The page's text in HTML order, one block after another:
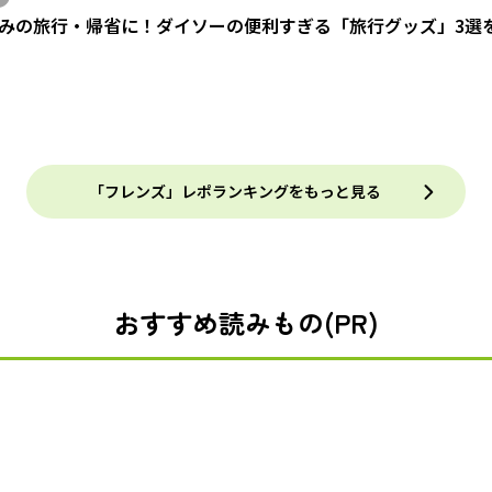
の旅行・帰省に！ダイソーの便利すぎる「旅行グッズ」3選
「フレンズ」レポランキングをもっと見る
おすすめ読みもの(PR)